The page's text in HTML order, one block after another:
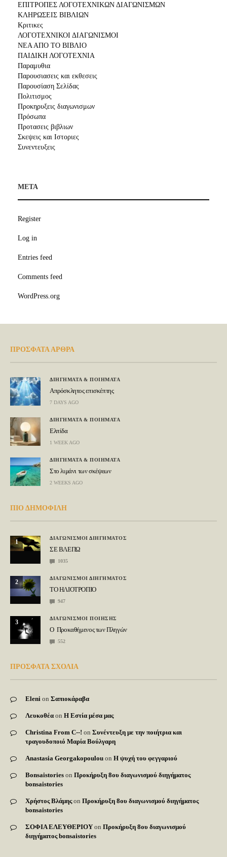
ΕΠΙΤΡΟΠΕΣ ΛΟΓΟΤΕΧΝΙΚΩΝ ΔΙΑΓΩΝΙΣΜΩΝ
ΚΛΗΡΩΣΕΙΣ ΒΙΒΛΙΩΝ
Κριτικες
ΛΟΓΟΤΕΧΝΙΚΟΙ ΔΙΑΓΩΝΙΣΜΟΙ
ΝΕΑ ΑΠΟ ΤΟ ΒΙΒΛΙΟ
ΠΑΙΔΙΚΗ ΛΟΓΟΤΕΧΝΙΑ
Παραμυθια
Παρουσιασεις και εκθεσεις
Παρουσίαση Σελίδας
Πολιτισμος
Προκηρυξεις διαγωνισμων
Πρόσωπα
Προτασεις βιβλιων
Σκεψεις και Ιστοριες
Συνεντευξεις
META
Register
Log in
Entries feed
Comments feed
WordPress.org
ΠΡΟΣΦΑΤΑ ΑΡΘΡΑ
ΔΙΗΓΗΜΑΤΑ & ΠΟΙΗΜΑΤΑ
Απρόσκλητος επισκέπτης
7 DAYS AGO
ΔΙΗΓΗΜΑΤΑ & ΠΟΙΗΜΑΤΑ
Ελπίδα
1 WEEK AGO
ΔΙΗΓΗΜΑΤΑ & ΠΟΙΗΜΑΤΑ
Στο λιμάνι των σκέψεων
2 WEEKS AGO
ΠΙΟ ΔΗΜΟΦΙΛΗ
1
ΔΙΑΓΩΝΙΣΜΟΙ ΔΙΗΓΗΜΑΤΟΣ
ΣΕ ΒΛΕΠΩ
1035
2
ΔΙΑΓΩΝΙΣΜΟΙ ΔΙΗΓΗΜΑΤΟΣ
ΤΟ ΗΛΙΟΤΡΟΠΙΟ
947
3
ΔΙΑΓΩΝΙΣΜΟΙ ΠΟΙΗΣΗΣ
Ο Προκαθήμενος των Πληγών
552
ΠΡΟΣΦΑΤΑ ΣΧΟΛΙΑ
Eleni on Σαπιοκάραβα
Λευκοθέα on Η Εστία μέσα μας
Christina From C--! on Συνέντευξη με την ποιήτρια και
τραγουδοποιό Μαρία Βούλγαρη
Anastasia Georgakopoulou on Η ψυχή του φεγγαριού
Bonsaistories on Προκήρυξη 8ου διαγωνισμού διηγήματος
bonsaistories
Χρήστος Βλάμηςon Προκήρυξη 8ου διαγωνισμού διηγήματος
bonsaistories
ΣΟΦΙΑ ΕΛΕΥΘΕΡΙΟΥ on Προκήρυξη 8ου διαγωνισμού
διηγήματος bonsaistories